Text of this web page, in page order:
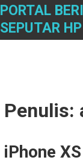
Skip
content
PORTAL
SEPUTAR
Penulis:
iPhone